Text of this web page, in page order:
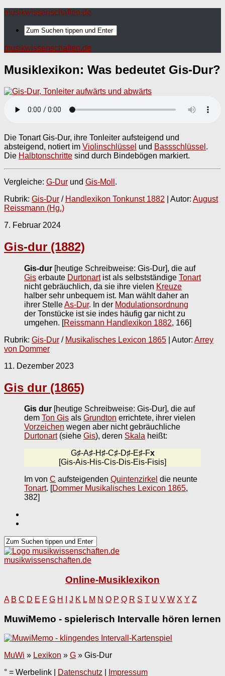
musikwissenschaften.de
musikwissenschaften.de
Musiklexikon: Was bedeutet Gis-Dur?
Die Tonart Gis-Dur, ihre Tonleiter aufsteigend und
absteigend, notiert im Violinschlüssel und Bassschlüssel .
Die Halbtonschritte sind durch Bindebögen markiert.
Vergleiche: G-Dur und Gis-Moll .
Rubrik: Gis-Dur / Handlexikon Tonkunst 1882 | Autor: August
Reissmann (Hg.)
7. Februar 2024
Gis-dur (1882)
Gis-dur [heutige Schreibweise: Gis-Dur], die auf
Gis erbaute Durtonartist als selbstständige Tonart
nicht gebräuchlich, da sie ihre vielen Kreuze
halber sehr unbequem ist. Man wählt daher an
ihrer StelleAs-Dur. In der Modulationsordnung
der Tonstücke ist sie indes häufig gar nicht zu
umgehen. [Reissmann Handlexikon 1882, 166]
Rubrik: Gis-Dur / Musikalisches Lexicon 1865 | Autor: Arrey
von Dommer
11. Dezember 2023
Gis dur (1865)
Gis dur [heutige Schreibweise: Gis-Dur], die auf
dem Ton Gis als Grundton errichtete, ihrer vielen
Vorzeichen wegen aber nicht gebräuchliche
Durtonart(siehe Gis), deren Skala heißt:
G♯-A♯-H♯-C♯-D♯-E♯-Fx
[Gis-Ais-His-Cis-Dis-Eis-Fisis]
Im von C aufsteigenden Quintenzirkel die neunte
Tonart. [Dommer Musikalisches Lexicon 1865,
382]
musikwissenschaften.de
Online-Musiklexikon
A B C D E F G H J K L M N O P Q R S T U V W X Y Z
MuwiMemo - spielerisch Intervalle hören lernen
MuWi » Lexikon » G » Gis-Dur
° = Werbelink |
Datenschutz Impressum